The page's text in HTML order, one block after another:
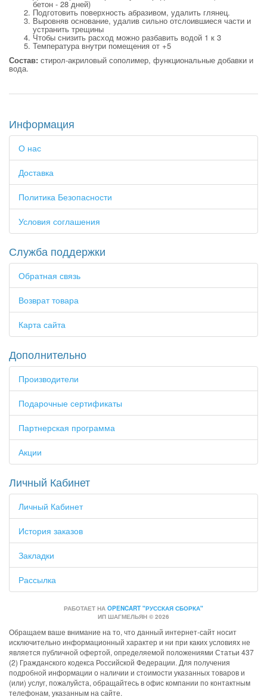
бетон - 28 дней)
Подготовить поверхность абразивом, удалить глянец.
Выровняв основание, удалив сильно отслоившиеся части и
устранить трещины
Чтобы снизить расход можно разбавить водой 1 к 3
Температура внутри помещения от +5
Состав: стирол-акриловый сополимер, функциональные добавки и
вода.
Информация
О нас
Доставка
Политика Безопасности
Условия соглашения
Служба поддержки
Обратная связь
Возврат товара
Карта сайта
Дополнительно
Производители
Подарочные сертификаты
Партнерская программа
Акции
Личный Кабинет
Личный Кабинет
История заказов
Закладки
Рассылка
РАБОТАЕТ НА OPENCART "РУССКАЯ СБОРКА"
ИП ШАГМЕЛЬЯН © 2026
Обращаем ваше внимание на то, что данный интернет-сайт носит
исключительно информационный характер и ни при каких условиях не
является публичной офертой, определяемой положениями Статьи 437
(2) Гражданского кодекса Российской Федерации. Для получения
подробной информации о наличии и стоимости указанных товаров и
(или) услуг, пожалуйста, обращайтесь в офис компании по контактным
телефонам, указанным на сайте.